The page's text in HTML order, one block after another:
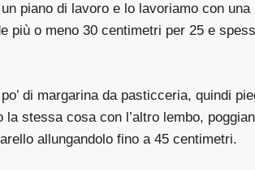
piano di lavoro e lo lavoriamo con una
più o meno 30 centimetri per 25 e
di margarina da pasticceria, quindi
stessa cosa con l’altro lembo,
allungandolo fino a 45 centimetri.